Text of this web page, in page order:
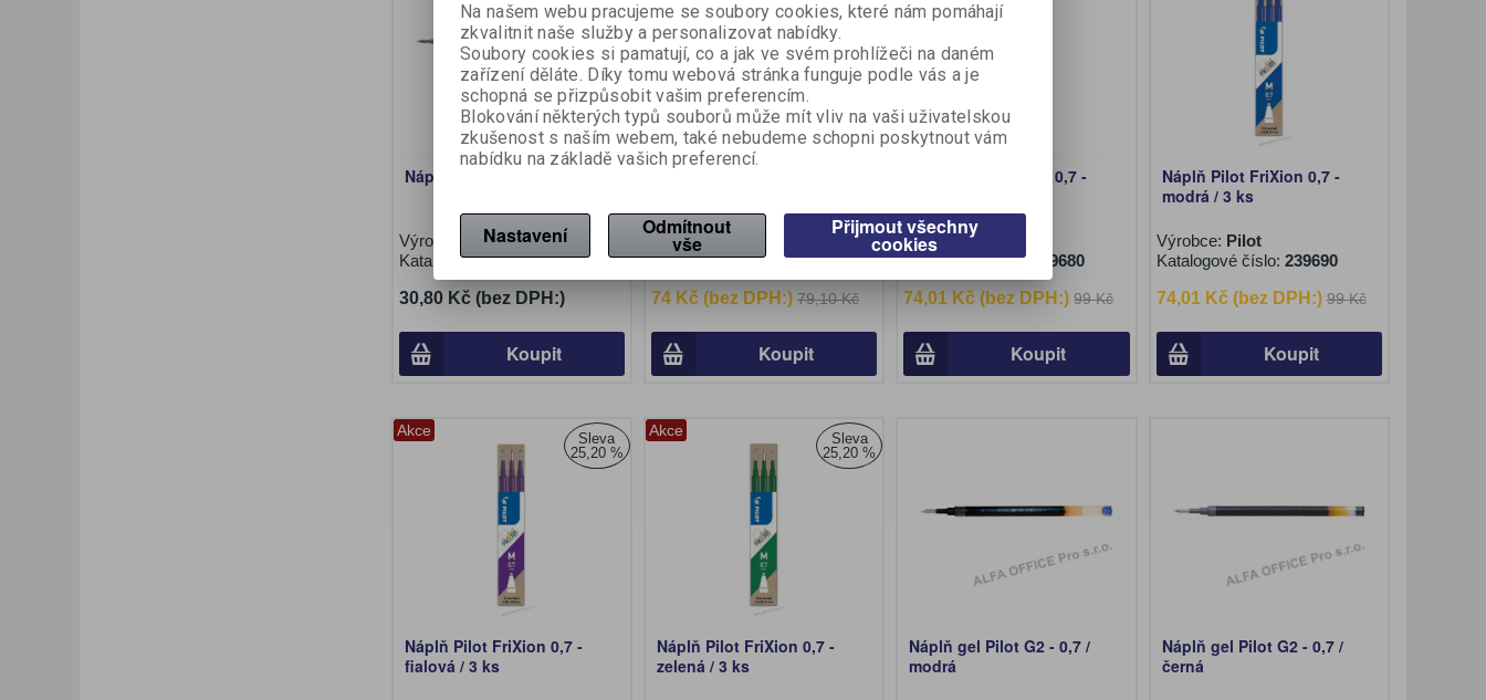
Náplň gel Pilot G1 - modrá
Výrobce:
Pilot
Katalogové číslo:242300
30,80 Kč (bez DPH:)
Koupit
Výrobce:
Katalogové číslo:
239670
74 Kč (bez DPH:) 79,10 Kč
Koupit
Náplň Pilot FriXion 0,7 -
Výrobce:Pilot
Katalogové číslo:
239680
74,01 Kč (bez DPH:) 99 Kč
Koupit
Náplň Pilot FriXion 0,7 -
modrá / 3 ks
Výrobce: Pilot
Katalogové číslo: 239690
74,01 Kč (bez DPH:) 99 Kč
Koupit
Akce
Sleva
25,20 %
Náplň Pilot FriXion 0,7 -
fialová / 3 ks
Akce
Sleva
25,20 %
Náplň Pilot FriXion 0,7 -
zelená / 3 ks
Náplň gel Pilot G2 - 0,7 /
modrá
Náplň gel Pilot G2 - 0,7 /
černá
Na našem webu pracujeme se soubory cookies, které nám pomáhají
zkvalitnit naše služby a personalizovat nabídky.
Soubory cookies si pamatují, co a jak ve svém prohlížeči na daném
zařízení děláte. Díky tomu webová stránka funguje podle vás a je
schopná se přizpůsobit vašim preferencím.
Blokování některých typů souborů může mít vliv na vaši uživatelskou
zkušenost s naším webem, také nebudeme schopni poskytnout vám
nabídku na základě vašich preferencí.
Nastavení Odmítnout
vše
Přijmout všechny
cookies